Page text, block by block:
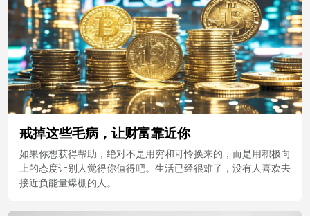
戒掉这些毛病，让财富靠近你
如果你想获得帮助，绝对不是用穷和可怜换来的，而是用积极向
上的态度让别人觉得你值得吧。生活已经很难了，没有人喜欢去
接近负能量爆棚的人。